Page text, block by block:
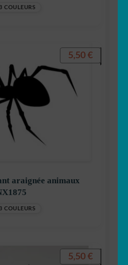
COULEURS
araignée animaux
COULEURS
5,50 €
5,50 €